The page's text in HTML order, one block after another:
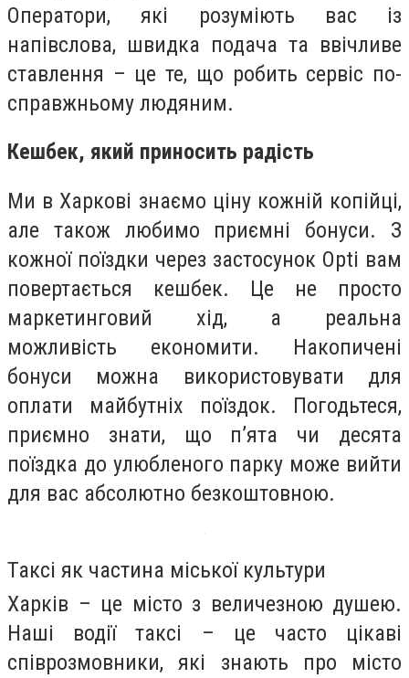
Оператори, які розуміють вас із
напівслова, швидка подача та ввічливе
ставлення – це те, що робить сервіс по-
справжньому людяним.
Кешбек, який приносить радість
Ми в Харкові знаємо ціну кожній копійці,
але також любимо приємні бонуси. З
кожної поїздки через застосунок Opti вам
повертається кешбек. Це не просто
маркетинговий хід, а реальна
можливість економити. Накопичені
бонуси можна використовувати для
оплати майбутніх поїздок. Погодьтеся,
приємно знати, що п’ята чи десята
поїздка до улюбленого парку може вийти
для вас абсолютно безкоштовною.
Таксі як частина міської культури
Харків – це місто з величезною душею.
Наші водії таксі – це часто цікаві
співрозмовники, які знають про місто